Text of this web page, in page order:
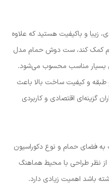
زیبا و باکیفیت هستید که علاوه
کمک کند، ست دوش حمام مدل
و کیفیت ساخت بالا باعث
گزینه‌ای اقتصادی و کاربردی
فضای حمام و نوع دکوراسیون
نظر طراحی با محیط هماهنگ
باشد اهمیت زیادی دارد.